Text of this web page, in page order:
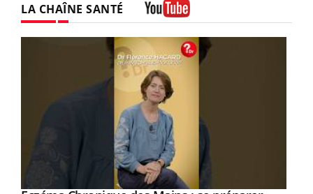
LA CHAÎNE SANTÉ